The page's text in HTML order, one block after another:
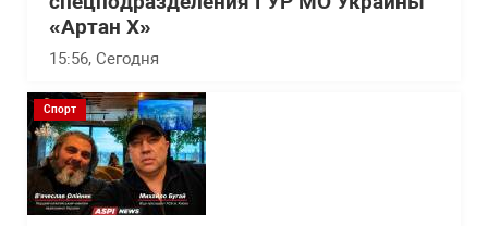
«Артан Х»
15:56, Сегодня
Спорт